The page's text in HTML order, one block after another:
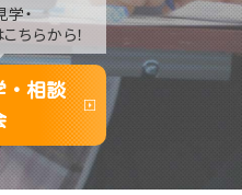
・
ちらから！
・相談